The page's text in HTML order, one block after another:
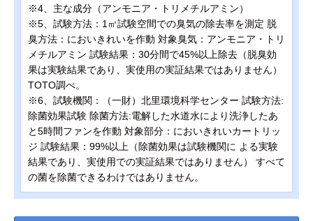
※4、主な成分（アンモニア・トリメチルアミン）
※5、試験方法：1㎥試験空間での臭気の除去率を測定 脱
臭方法：においきれいを作動 対象臭気：アンモニア・トリ
メチルアミン 試験結果：30分間で45%以上除去（脱臭効
果は実験結果であり、実使用の実証結果ではありません）
TOTO調べ。
※6、試験機関：（一財）北里環境科学センター 試験方法:
除菌効果試験 除菌方法:電解した水道水により洗浄したあ
と5時間ファンを作動 対象部分：においきれいカートリッ
ジ 試験結果：99%以上（除菌効果は試験機関に よる実験
結果であり、実使用での実証結果ではありません） すべて
の菌を除菌できるわけではありません。